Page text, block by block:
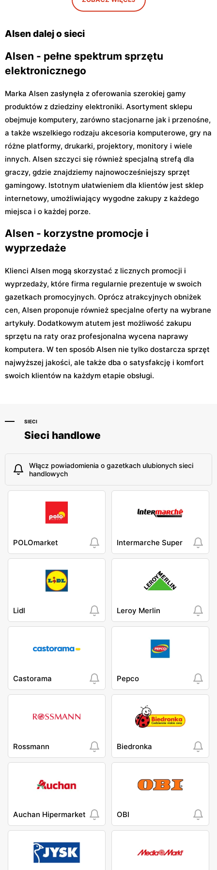
Warka, ul. Senatorska 4
Alsen dalej o sieci
Alsen - pełne spektrum sprzętu
elektronicznego
Marka Alsen zasłynęła z oferowania szerokiej gamy
produktów z dziedziny elektroniki. Asortyment sklepu
obejmuje komputery, zarówno stacjonarne jak i przenośne,
a także wszelkiego rodzaju akcesoria komputerowe, gry na
różne platformy, drukarki, projektory, monitory i wiele
innych. Alsen szczyci się również specjalną strefą dla
graczy, gdzie znajdziemy najnowocześniejszy sprzęt
gamingowy. Istotnym ułatwieniem dla klientów jest sklep
internetowy, umożliwiający wygodne zakupy z każdego
miejsca i o każdej porze.
Alsen - korzystne promocje i
wyprzedaże
Klienci Alsen mogą skorzystać z licznych promocji i
wyprzedaży, które firma regularnie prezentuje w swoich
gazetkach promocyjnych. Oprócz atrakcyjnych obniżek
cen, Alsen proponuje również specjalne oferty na wybrane
artykuły. Dodatkowym atutem jest możliwość zakupu
sprzętu na raty oraz profesjonalna wycena naprawy
komputera. W ten sposób Alsen nie tylko dostarcza sprzęt
najwyższej jakości, ale także dba o satysfakcję i komfort
swoich klientów na każdym etapie obsługi.
SIECI
Sieci handlowe
Włącz powiadomienia o gazetkach ulubionych sieci
handlowych
POLOmarket Intermarche Super
Lidl Leroy Merlin
Castorama Pepco
Rossmann Biedronka
Auchan Hipermarket OBI